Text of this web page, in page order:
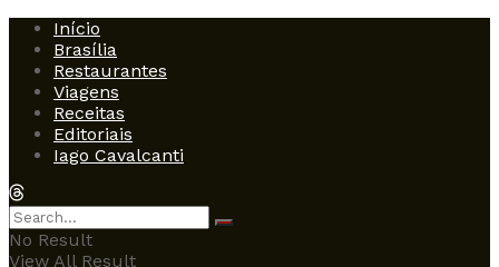
Início
Brasília
Restaurantes
Viagens
Receitas
Editoriais
Iago Cavalcanti
No Result
View All Result